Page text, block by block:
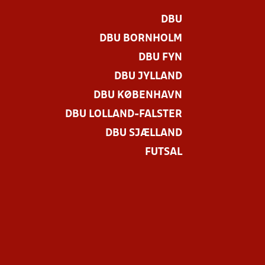
DBU
DBU BORNHOLM
DBU FYN
DBU JYLLAND
DBU KØBENHAVN
DBU LOLLAND-FALSTER
DBU SJÆLLAND
FUTSAL